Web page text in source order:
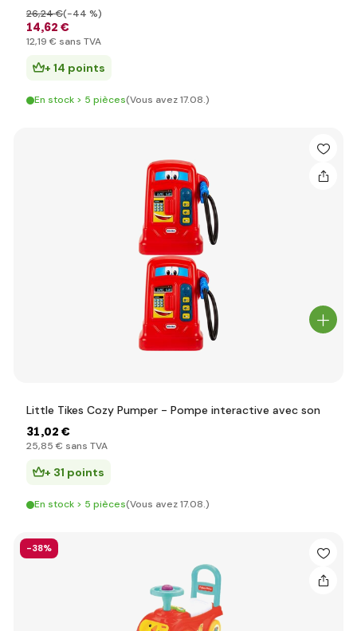
14,62 €
26,24 €(-44 %)
12,19 € sans TVA
+ 14 points
En stock > 5 pièces(Vous avez 17.08.)
Little Tikes Cozy Pumper - Pompe interactive avec son
31,02 €
25,85 € sans TVA
+ 31 points
En stock > 5 pièces(Vous avez 17.08.)
-38%